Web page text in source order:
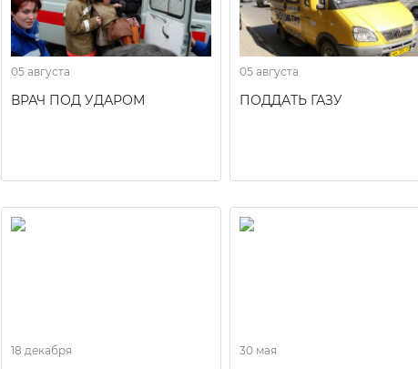
05 августа
ВРАЧ ПОД УДАРОМ
05 августа
ПОДДАТЬ ГАЗУ
18 декабря 30 мая